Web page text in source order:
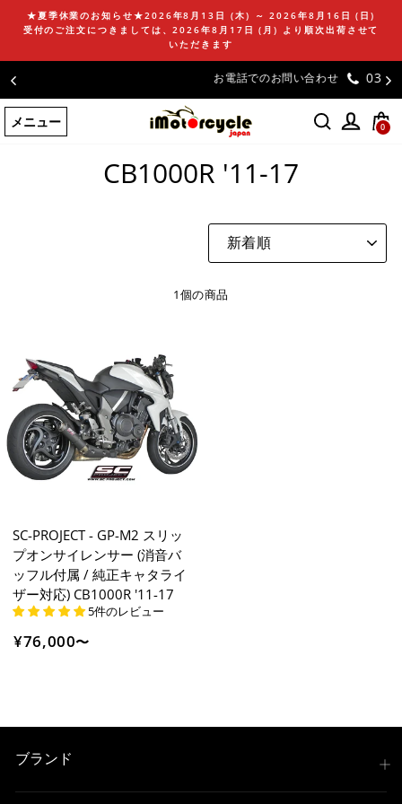
ン
ツ
に
ス
キ
★夏季休業のお知らせ★2026年8月13日 (木) ～ 2026年8月16日 (日)
受付のご注文につきましては、2026年8月17日 (月) より順次出荷させて
いただきます
お電話でのお問い合わせ 03-5981-9624
メニュー 0
ホームページ /CB1000R '11-17
CB1000R '11-17
並
替
1個の商品
SC-PROJECT - GP-M2 スリッ
プオンサイレンサー (消音バ
ッフル付属 / 純正キャタライ
ザー対応) CB1000R '11-17
5件のレビュー
¥76,000〜
ブランド